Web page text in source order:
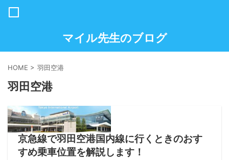
マイル先生のブログ
HOME > 羽田空港
羽田空港
京急線で羽田空港国内線に行くときのおす
すめ乗車位置を解説します！